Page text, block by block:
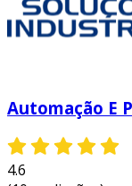
Automação E
4.6